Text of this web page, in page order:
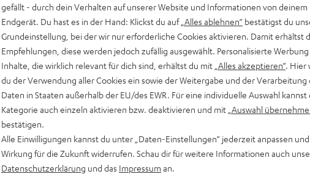
MOTIV®
Stil trifft Sound
Mehr entdecken
gefällt - durch dein Verhalten auf unserer Website und Informationen von deinem
Endgerät. Du hast es in der Hand: Klickst du auf „Alles ablehnen“ bestätigst du
Grundeinstellung, bei der wir nur erforderliche Cookies aktivieren. Damit erhältst
Empfehlungen, diese werden jedoch zufällig ausgewählt. Personalisierte
Inhalte, die wirklich relevant für dich sind, erhältst du mit „Alles akzeptieren“. Hier
du der Verwendung aller Cookies ein sowie der Weitergabe und der Verarbeitung
Daten in Staaten außerhalb der EU/des EWR. Für eine individuelle Auswahl kannst
Kategorie auch einzeln aktivieren bzw. deaktivieren und mit „Auswahl
bestätigen.
Alle Einwilligungen kannst du unter „Daten-Einstellungen“ jederzeit anpassen
Wirkung für die Zukunft widerrufen. Schau dir für weitere Informationen auch
Datenschutzerklärung und das Impressum an.